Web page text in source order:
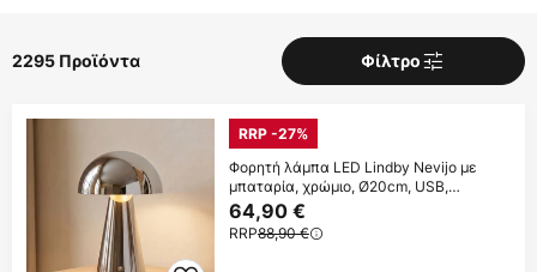
2295 Προϊόντα Φίλτρο
RRP -27%
Φορητή λάμπα LED Lindby Nevijo με
μπαταρία, χρώμιο, Ø20cm, USB,
ρυθμιστής
64,90 €
RRP88,90 €